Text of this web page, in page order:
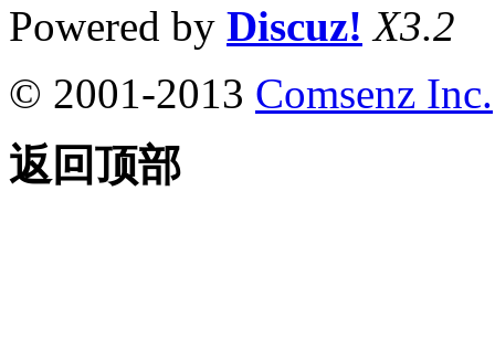
Powered by Discuz! X3.2
© 2001-2013 Comsenz Inc.
返回顶部